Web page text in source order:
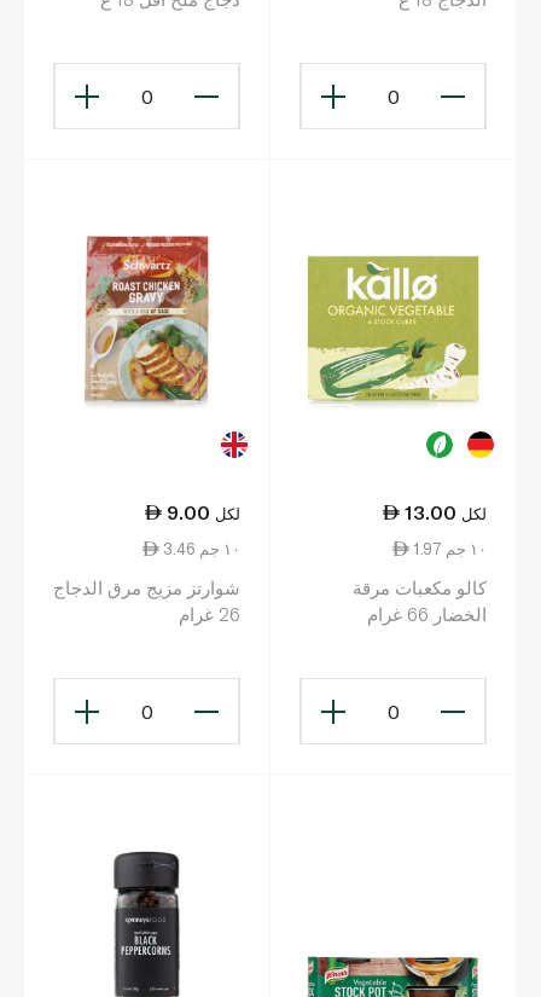
0
0
13.00 لكل
1.97 ١٠ جم
كالو مكعبات مرقة
الخضار 66 غرام
0
9.00 لكل
3.46 ١٠ جم
شوارتز مزيج مرق الدجاج
26 غرام
0